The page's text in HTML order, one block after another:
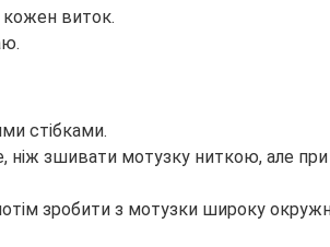
виток.
стібками.
зшивати мотузку ниткою, але
зробити з мотузки широку